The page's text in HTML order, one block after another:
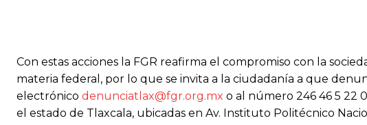
Con estas acciones la FGR reafirma el compromiso con la
materia federal, por lo que se invita a la ciudadanía a que
electrónico denunciatlax@fgr.org.mx o al número 246 46 5 22
el estado de Tlaxcala, ubicadas en Av. Instituto Politécnico